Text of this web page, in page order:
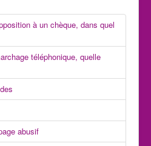
à un chèque, dans quel
téléphonique, quelle
abusif